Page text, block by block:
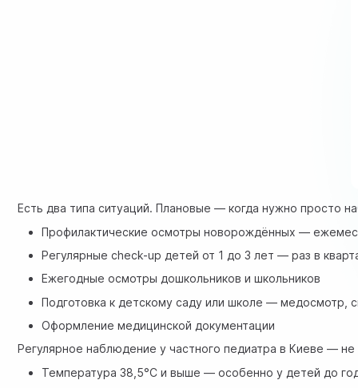
Есть два типа ситуаций. Плановые — когда нужно просто
Профилактические осмотры новорождённых —
Регулярные check-up детей от 1 до 3 лет — раз в
Ежегодные осмотры дошкольников и школьников
Подготовка к детскому саду или школе — медосмотр,
Оформление медицинской документации
Регулярное наблюдение у частного педиатра в Киеве —
Температура 38,5°C и выше — особенно у детей до